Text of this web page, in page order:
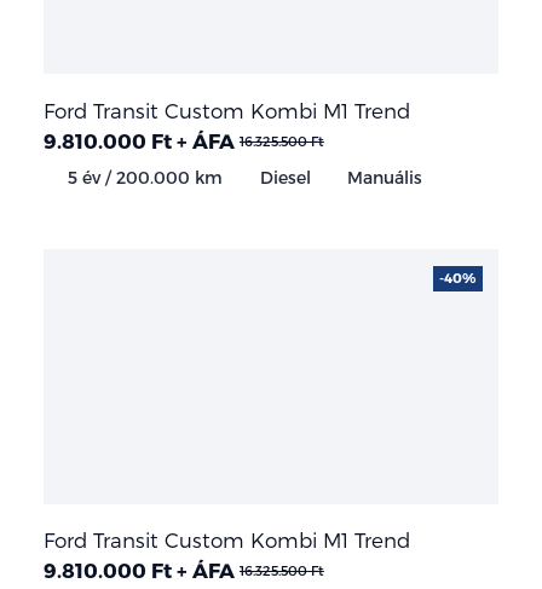
Ford Transit Custom Kombi M1 Trend
9.810.000 Ft + ÁFA 16.325.500 Ft
5 év / 200.000 km Diesel Manuális
Ford Transit Custom Kombi M1 Trend
9.810.000 Ft + ÁFA 16.325.500 Ft
-40%